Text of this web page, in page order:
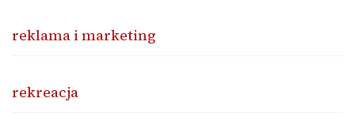
reklama i marketing
rekreacja